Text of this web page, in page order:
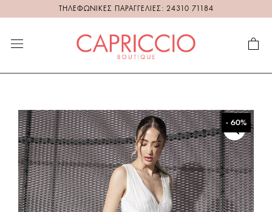
ΤΗΛΕΦΩΝΙΚΕΣ ΠΑΡΑΓΓΕΛΙΕΣ: 24310 71184
- 60%